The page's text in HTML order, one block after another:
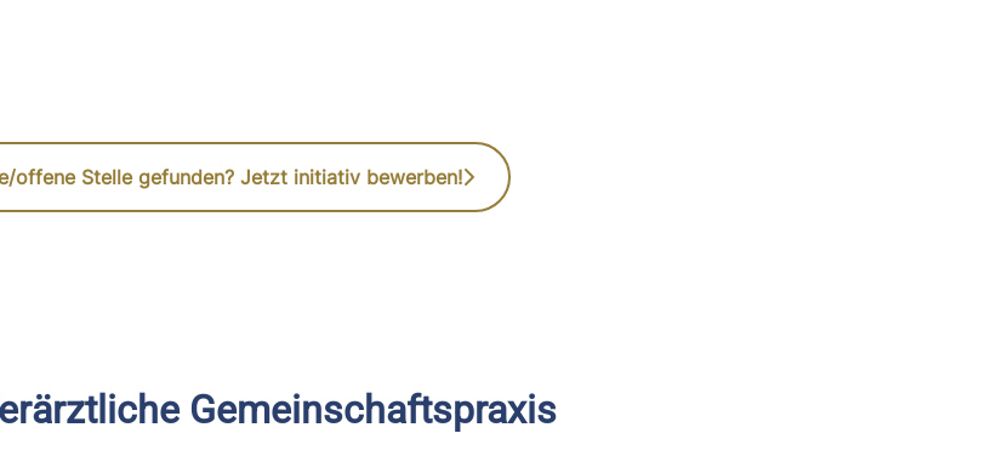
offene Stelle gefunden? Jetzt initiativ bewerben!
Gemeinschaftspraxis